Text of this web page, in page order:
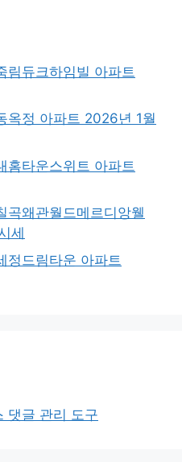
림듀크하임빌 아파트
옥정 아파트 2026년 1월
홈타운스위트 아파트
곡왜관월드메르디앙웰
세
정드림타운 아파트
댓글 관리 도구